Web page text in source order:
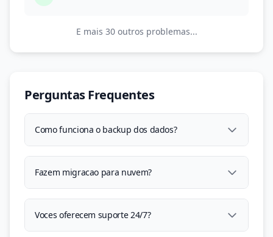
E mais 30 outros problemas...
Perguntas Frequentes
Como funciona o backup dos dados?
Fazem migracao para nuvem?
Voces oferecem suporte 24/7?